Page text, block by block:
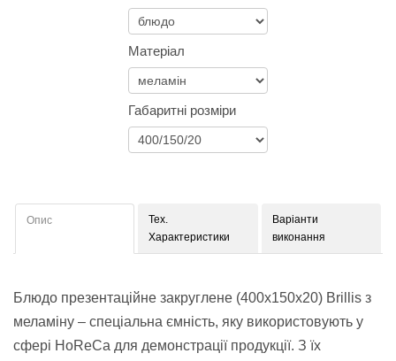
Матеріал
Габаритні розміри
Опис
Тех.
Характеристики
Варіанти
виконання
Блюдо презентаційне закруглене (400х150х20) Brillis з
меламіну – спеціальна ємність, яку використовують у
сфері HoReCa для демонстрації продукції. З їх